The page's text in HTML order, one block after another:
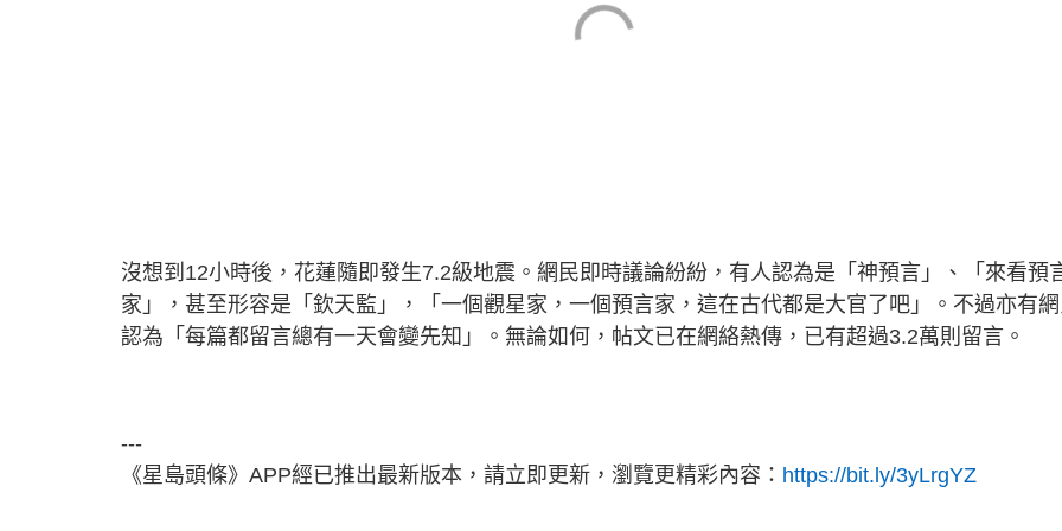
沒想到12小時後，花蓮隨即發生7.2級地震。網民即時議論紛紛，有人認為是「神預言」、「來看預
家」，甚至形容是「欽天監」，「一個觀星家，一個預言家，這在古代都是大官了吧」。不過亦有
認為「每篇都留言總有一天會變先知」。無論如何，帖文已在網絡熱傳，已有超過3.2萬則留言。
---
《星島頭條》APP經已推出最新版本，請立即更新，瀏覽更精彩內容： https://bit.ly/3yLrgYZ